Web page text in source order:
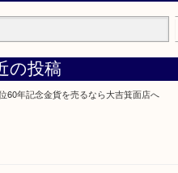
してください。